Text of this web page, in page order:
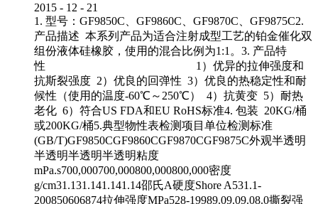
2015 - 12 - 21
1. 型号：GF9850C、GF9860C、GF9870C、GF9875C2.
产品描述 本系列产品为适合注射成型工艺的铂金催化双
组份液体硅橡胶，使用的混合比例为1:1。3. 产品特
性 1）优异的拉伸强度和
抗斯裂强度 2）优良的回弹性 3）优良的热稳定性和耐
候性（使用的温度-60℃～250℃） 4）抗黄变 5）耐热
老化 6）符合US FDA和EU RoHS标准4. 包装 20KG/桶
或200KG/桶5.典型物性表检测项目单位检测标准
(GB/T)GF9850CGF9860CGF9870CGF9875C外观半透明
半透明半透明半透明粘度
mPa.s700,000700,000800,000800,000密度
g/cm31.131.141.141.14邵氏A硬度Shore A531.1-
200850606874拉伸强度MPa528-19989.09.09.08.0撕裂强